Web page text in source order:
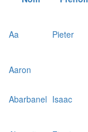
Aa Pieter
Aaron
Abarbanel Isaac